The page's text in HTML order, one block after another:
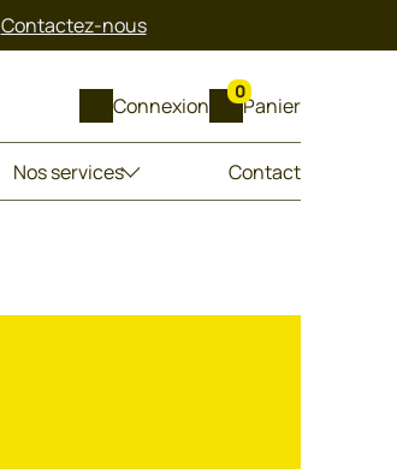
Contactez-nous
Connexion Panier
0
Nos services Contact